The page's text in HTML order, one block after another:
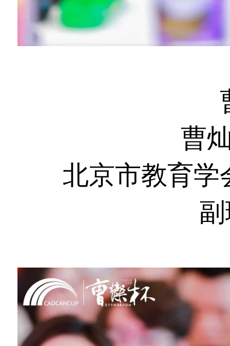
曹
北京市教育学